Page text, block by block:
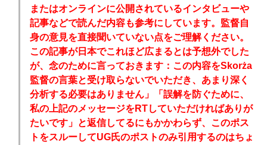
またはオンラインに公開されているインタビューや
記事などで読んだ内容も参考にしています。監督自
身の意見を直接聞いていない点をご理解ください。
この記事が日本でこれほど広まるとは予想外でした
が、念のために言っておきます：この内容をSkorża
監督の言葉と受け取らないでいただき、あまり深く
分析する必要はありません」「誤解を防ぐために、
私の上記のメッセージをRTしていただければありが
たいです」と返信してるにもかかわらず、このポス
トをスルーしてUG氏のポストのみ引用するのはちょ